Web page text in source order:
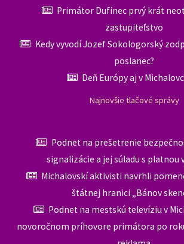
Primátor Dufinec prvý krát
zastupiteľstvo
Kedy vyvodí Jozef Sokologorský
poslanec?
Deň Európy aj v
Najnovšie tlačové správy
Podnet na prešetrenie
signalizácie a jej súladu s platnou
Michalovskí aktivisti navrhli
štátnej hranici „Bánov
Podnet na mestskú televíziu v
novoročnom príhovore primátora po